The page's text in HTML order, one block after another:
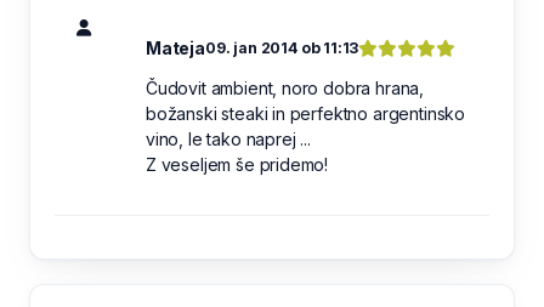
Mateja09. jan 2014 ob 11:13
Čudovit ambient, noro dobra hrana,
božanski steaki in perfektno argentinsko
vino, le tako naprej ...
Z veseljem še pridemo!